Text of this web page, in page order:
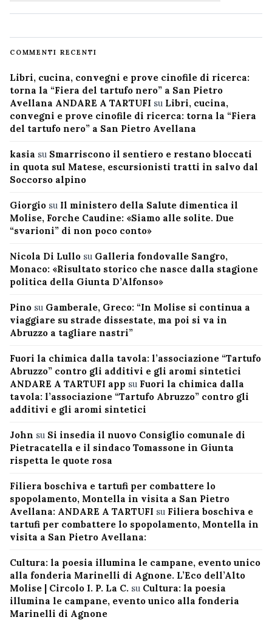
COMMENTI RECENTI
Libri, cucina, convegni e prove cinofile di ricerca:
torna la “Fiera del tartufo nero” a San Pietro
Avellana ANDARE A TARTUFI su Libri, cucina,
convegni e prove cinofile di ricerca: torna la “Fiera
del tartufo nero” a San Pietro Avellana
kasia su Smarriscono il sentiero e restano bloccati
in quota sul Matese, escursionisti tratti in salvo dal
Soccorso alpino
Giorgio su Il ministero della Salute dimentica il
Molise, Forche Caudine: «Siamo alle solite. Due
“svarioni” di non poco conto»
Nicola Di Lullo su Galleria fondovalle Sangro,
Monaco: «Risultato storico che nasce dalla stagione
politica della Giunta D’Alfonso»
Pino su Gamberale, Greco: “In Molise si continua a
viaggiare su strade dissestate, ma poi si va in
Abruzzo a tagliare nastri”
Fuori la chimica dalla tavola: l’associazione “Tartufo
Abruzzo” contro gli additivi e gli aromi sintetici
ANDARE A TARTUFI app su Fuori la chimica dalla
tavola: l’associazione “Tartufo Abruzzo” contro gli
additivi e gli aromi sintetici
John su Si insedia il nuovo Consiglio comunale di
Pietracatella e il sindaco Tomassone in Giunta
rispetta le quote rosa
Filiera boschiva e tartufi per combattere lo
spopolamento, Montella in visita a San Pietro
Avellana: ANDARE A TARTUFI su Filiera boschiva e
tartufi per combattere lo spopolamento, Montella in
visita a San Pietro Avellana:
Cultura: la poesia illumina le campane, evento unico
alla fonderia Marinelli di Agnone. L’Eco dell’Alto
Molise | Circolo I. P. La C. su Cultura: la poesia
illumina le campane, evento unico alla fonderia
Marinelli di Agnone